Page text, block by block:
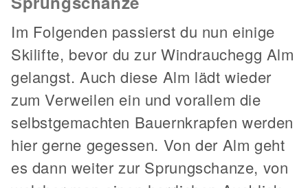
Im Folgenden passierst du nun einige
Skilifte, bevor du zur Windrauchegg Alm
gelangst. Auch diese Alm lädt wieder
zum Verweilen ein und vorallem die
selbstgemachten Bauernkrapfen werden
hier gerne gegessen. Von der Alm geht
es dann weiter zur Sprungschanze, von